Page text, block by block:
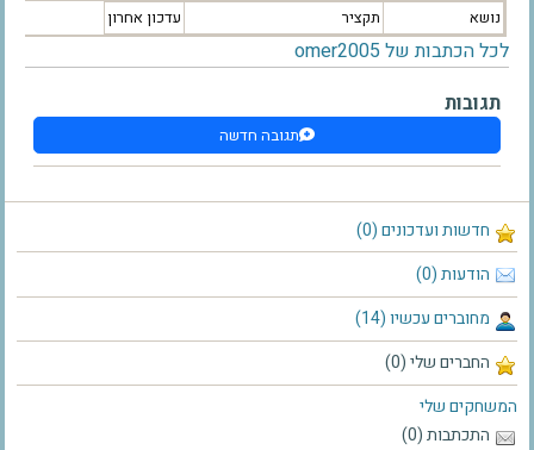
חדשות ועדכונים (0)
הודעות (0)
מחוברים עכשיו (14)
החברים שלי (0)
המשחקים שלי
התכתבות (0)
נושא תקציר עדכון אחרון
לכל הכתבות של omer2005
תגובות
תגובה חדשה